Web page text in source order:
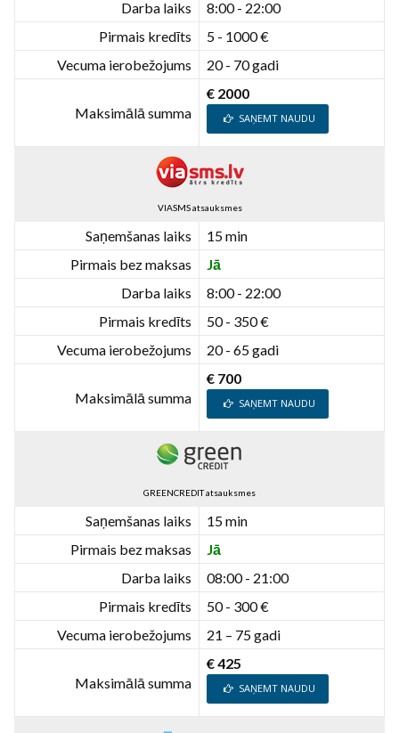
Darba laiks
8:00 - 22:00
Pirmais kredīts
5 - 1000 €
Vecuma ierobežojums
20 - 70 gadi
Maksimālā summa
€ 2000
SAŅEMT NAUDU
VIASMS atsauksmes
Saņemšanas laiks
15 min
Pirmais bez maksas
Jā
Darba laiks
8:00 - 22:00
Pirmais kredīts
50 - 350 €
Vecuma ierobežojums
20 - 65 gadi
Maksimālā summa
€ 700
SAŅEMT NAUDU
GREENCREDIT atsauksmes
Saņemšanas laiks
15 min
Pirmais bez maksas
Jā
Darba laiks
08:00 - 21:00
Pirmais kredīts
50 - 300 €
Vecuma ierobežojums
21 – 75 gadi
Maksimālā summa
€ 425
SAŅEMT NAUDU